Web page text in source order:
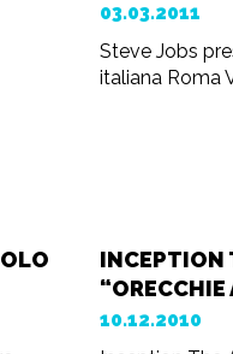
03.03.2011
Steve Jobs
italiana Roma
INCEPTION
“ORECCHIE
10.12.2010